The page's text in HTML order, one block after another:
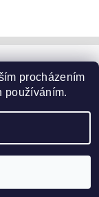
vyhrazena
procházením
používáním.